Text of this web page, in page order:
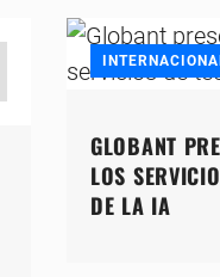
GLOBANT
LOS
DE LA IA